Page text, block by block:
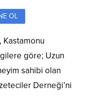
OL
Kastamonu
göre; Uzun
sahibi olan
Derneği’ni